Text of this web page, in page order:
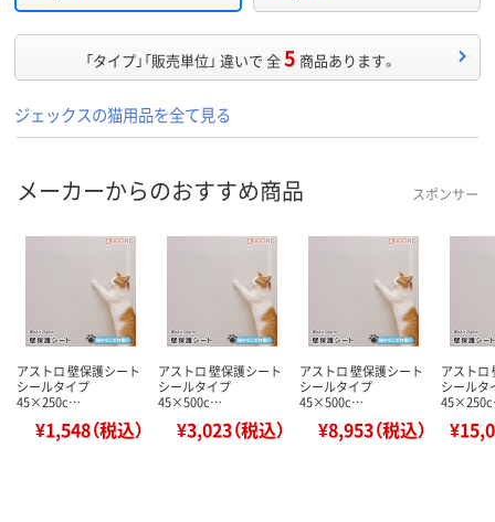
「タイプ」「販売単位」 違いで 全5 商品あります。
ジェックスの猫用品を全て見る
メーカーからのおすすめ商品 スポンサー
アストロ 壁保護シート
シールタイプ
45×250c…
¥1,548（税込）
アストロ 壁保護シート
シールタイプ
45×500c…
¥3,023（税込）
アストロ 壁保護シート
シールタイプ
45×500c…
¥8,953（税込）
アストロ
シールタ